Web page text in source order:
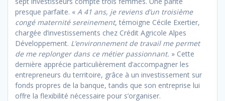
presque parfaite. « A 41 ans, je reviens d’un troisième
congé maternité sereinement, témoigne Cécile Exertier,
chargée d’investissements chez Crédit Agricole Alpes
Développement. L’environnement de travail me permet
de me replonger dans ce métier passionnant. » Cette
dernière apprécie particulièrement d’accompagner les
entrepreneurs du territoire, grâce à un investissement sur
fonds propres de la banque, tandis que son entreprise lui
offre la flexibilité nécessaire pour s’organiser.